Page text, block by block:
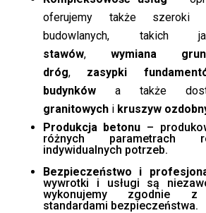
oferujemy także szeroki
budowlanych,
stawów, wymiana
dróg, zasypki
budynkówa także
granitowychi kruszyw
Produkcja betonu –
różnych parametrach
indywidualnych potrzeb.
Bezpieczeństwo i
wywrotki i usługi są
wykonujemy zgodnie z
standardami bezpieczeństwa.